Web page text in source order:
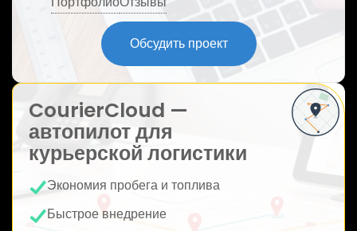
Обсудить проект
CourierCloud —
автопилот для
курьерской логистики
Экономия пробега и топлива
Быстрое внедрение